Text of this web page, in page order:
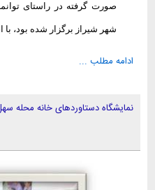
صورت گرفته در راستای
شهر شیراز برگزار شده بود،
ادامه مطلب ...
نمایشگاه دستاوردهای خانه محله